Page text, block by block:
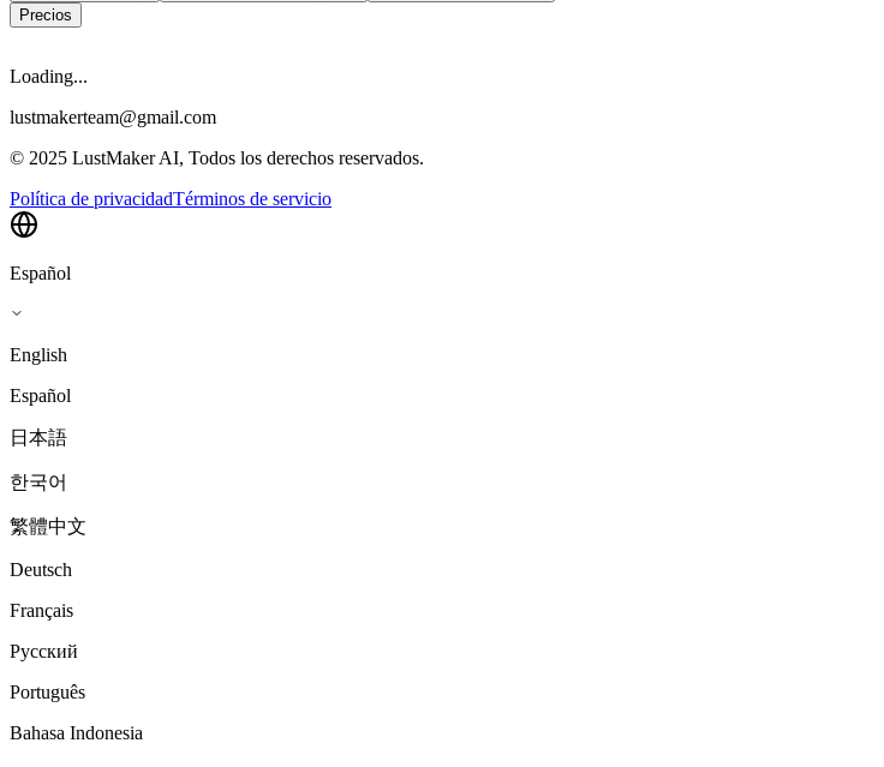
Precios
Loading...
lustmakerteam@gmail.com
© 2025 LustMaker AI, Todos los derechos reservados.
Política de privacidadTérminos de servicio
Español
English
Español
日本語
한국어
繁體中文
Deutsch
Français
Русский
Português
Bahasa Indonesia